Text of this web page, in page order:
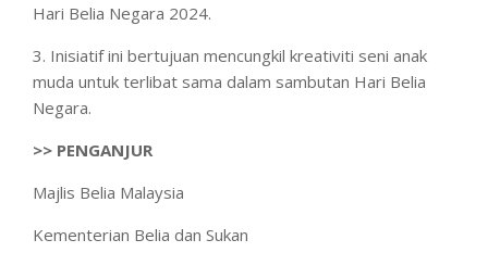
Hari Belia Negara 2024.
3. Inisiatif ini bertujuan mencungkil kreativiti seni anak
muda untuk terlibat sama dalam sambutan Hari Belia
Negara.
>> PENGANJUR
Majlis Belia Malaysia
Kementerian Belia dan Sukan